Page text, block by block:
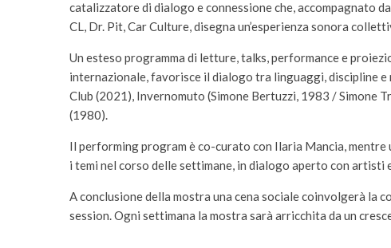
catalizzatore di dialogo e connessione che, accompagnato
CL, Dr. Pit, Car Culture, disegna un’esperienza sonora
Un esteso programma di letture, talks, performance e
internazionale, favorisce il dialogo tra linguaggi, discipline e
Club (2021), Invernomuto (Simone Bertuzzi, 1983 / Simone
(1980).
Il performing program è co-curato con Ilaria Mancia,
i temi nel corso delle settimane, in dialogo aperto con artisti
A conclusione della mostra una cena sociale coinvolgerà la
session. Ogni settimana la mostra sarà arricchita da un